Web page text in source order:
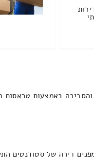
באמצעות טראסות
התעריף הינו 2600 וזה מגיע